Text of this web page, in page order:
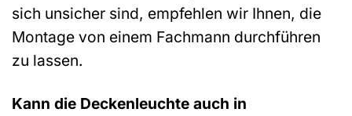
sich unsicher sind, empfehlen wir Ihnen, die
Montage von einem Fachmann durchführen
zu lassen.
Kann die Deckenleuchte auch in